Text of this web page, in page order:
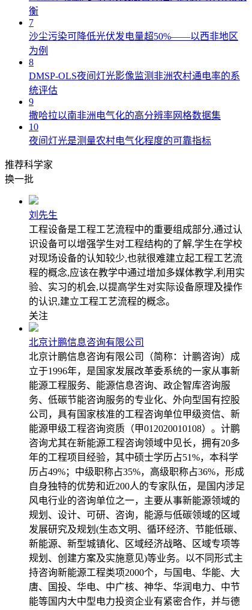
衡
7
沙尘污染可降低光伏发电量超50%——以西非地区
为例
8
DMSP-OLS夜间灯光影像监测非洲农村通电率的系
统评估
9
撒哈拉以南非洲电气化的高分辨率网格数据集
10
夜间灯光是测量农村电气化程度的可靠指标
推荐科学家
换一批
刘先生
工程设备是工程工艺流程中的重要组成部分,通过认
识设备可以增强学生对工程结构的了解,学生在学校
对现场设备的认知较少,也就很难建立起工程工艺流
程的概念,应该在教学中通过增加多媒体教学,利用实
验、实习的机会,以提高学生对实际设备原理及操作
的认识,建立工程工艺流程的概念。
关注
北京计鹏信息咨询有限公司
北京计鹏信息咨询有限公司（简称：计鹏咨询）成
立于1996年，是国家发展改革委系统的一家从事新
能源工程服务、能源信息咨询、政企智库咨询服
务、低碳节能咨询服务的专业化、外向型国有控股
公司，具有国家核准的工程咨询单位甲级资信、新
能源甲级工程咨询资质（甲012020010108）。计鹏
咨询尤其在新能源工程咨询领域中见长，拥有20多
年的工程项目经验，其中硕士学历占51%，本科学
历占49%；中级职称占35%，高级职称占36%，形成
自身独特的优势和近200人的专家队伍，是国内涉足
风电行业的咨询单位之一，主要从事新能源领域的
规划、设计、可研、咨询，能源与低碳领域的区域
发展研究及规划(生态文明、循环经济、节能低碳、
新能源、新型城镇化、区域经济战略、区域专项等
规划、创建方案及实施意见)等业务。以不同形式主
持咨询新能源工程类项2000个，与国电、华能、大
唐、国投、华电、中广核、神华、华润电力、中节
能等国内大中型电力投资企业有紧密合作，并与德